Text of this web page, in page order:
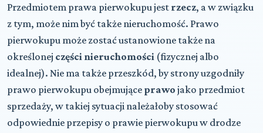
Przedmiotem prawa pierwokupu jest rzecz, a w związku
z tym, może nim być także nieruchomość. Prawo
pierwokupu może zostać ustanowione także na
określonej części nieruchomości (fizycznej albo
idealnej). Nie ma także przeszkód, by strony uzgodniły
prawo pierwokupu obejmujące prawo jako przedmiot
sprzedaży, w takiej sytuacji należałoby stosować
odpowiednie przepisy o prawie pierwokupu w drodze